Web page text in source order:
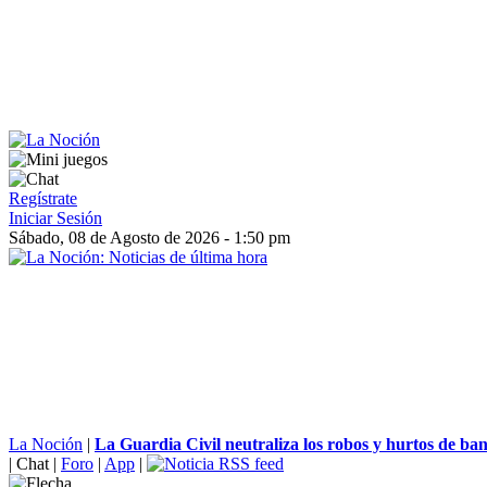
Regístrate
Iniciar Sesión
Sábado, 08 de Agosto de 2026 - 1:50 pm
La Noción | La Guardia Civil neutraliza los robos y hurtos de
| Chat | Foro | App |